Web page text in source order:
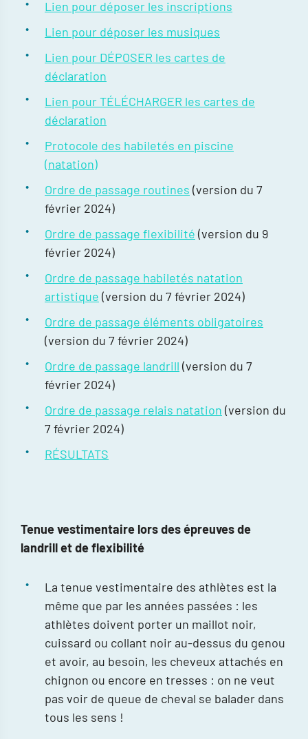
Lien pour déposer les inscriptions
Lien pour déposer les musiques
Lien pour DÉPOSER les cartes de
déclaration
Lien pour TÉLÉCHARGER les cartes de
déclaration
Protocole des habiletés en piscine
(natation)
Ordre de passage routines (version du 7
février 2024)
Ordre de passage flexibilité (version du 9
février 2024)
Ordre de passage habiletés natation
artistique (version du 7 février 2024)
Ordre de passage éléments obligatoires
(version du 7 février 2024)
Ordre de passage landrill (version du 7
février 2024)
Ordre de passage relais natation (version du
7 février 2024)
RÉSULTATS
Tenue vestimentaire lors des épreuves de
landrill et de flexibilité
La tenue vestimentaire des athlètes est la
même que par les années passées : les
athlètes doivent porter un maillot noir,
cuissard ou collant noir au-dessus du genou
et avoir, au besoin, les cheveux attachés en
chignon ou encore en tresses : on ne veut
pas voir de queue de cheval se balader dans
tous les sens !